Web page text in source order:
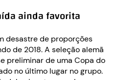
ainda favorita
desastre de proporções
de 2018. A seleção alemã
preliminar de uma Copa do
no último lugar no grupo.